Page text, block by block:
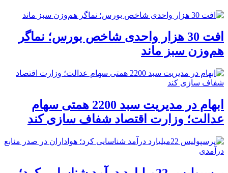
افت 30 هزار واحدی شاخص بورس؛ نماگر
هم‌وزن سبز ماند
ابهام در مدیریت سبد 2200 همتی سهام
عدالت؛ وزارت اقتصاد شفاف سازی کند